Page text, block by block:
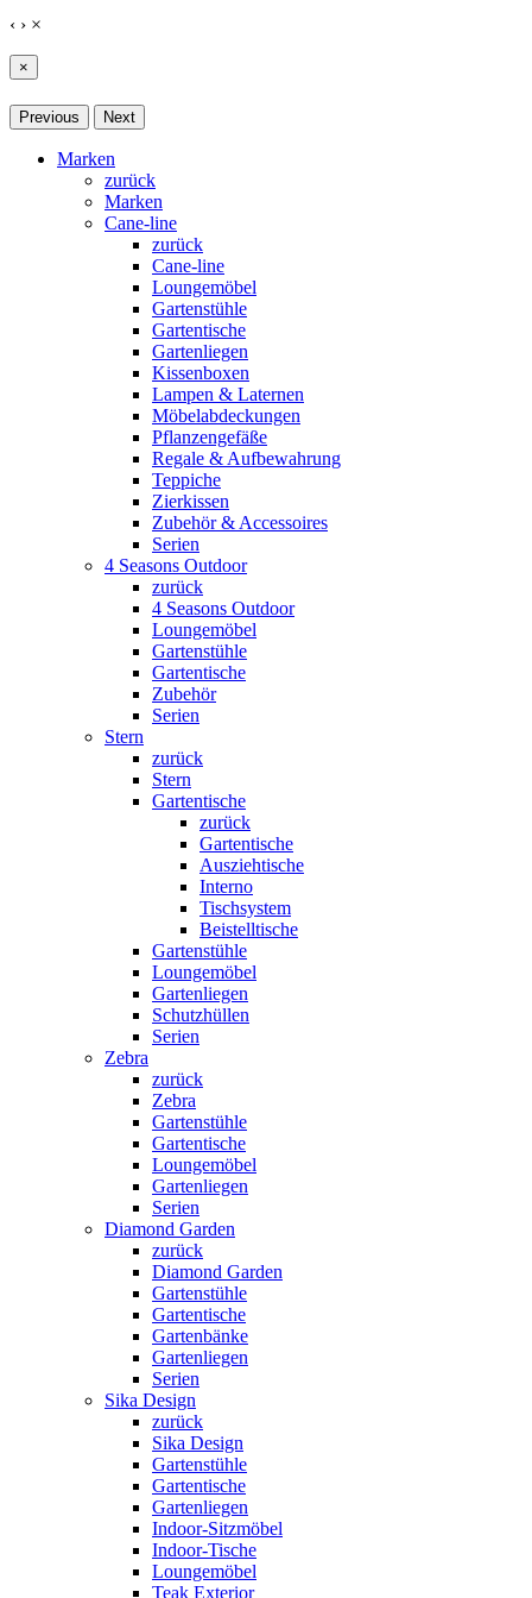
‹ › ×
×
Previous Next
Marken
zurück
Marken
Cane-line
zurück
Cane-line
Loungemöbel
Gartenstühle
Gartentische
Gartenliegen
Kissenboxen
Lampen & Laternen
Möbelabdeckungen
Pflanzengefäße
Regale & Aufbewahrung
Teppiche
Zierkissen
Zubehör & Accessoires
Serien
4 Seasons Outdoor
zurück
4 Seasons Outdoor
Loungemöbel
Gartenstühle
Gartentische
Zubehör
Serien
Stern
zurück
Stern
Gartentische
zurück
Gartentische
Ausziehtische
Interno
Tischsystem
Beistelltische
Gartenstühle
Loungemöbel
Gartenliegen
Schutzhüllen
Serien
Zebra
zurück
Zebra
Gartenstühle
Gartentische
Loungemöbel
Gartenliegen
Serien
Diamond Garden
zurück
Diamond Garden
Gartenstühle
Gartentische
Gartenbänke
Gartenliegen
Serien
Sika Design
zurück
Sika Design
Gartenstühle
Gartentische
Gartenliegen
Indoor-Sitzmöbel
Indoor-Tische
Loungemöbel
Teak Exterior